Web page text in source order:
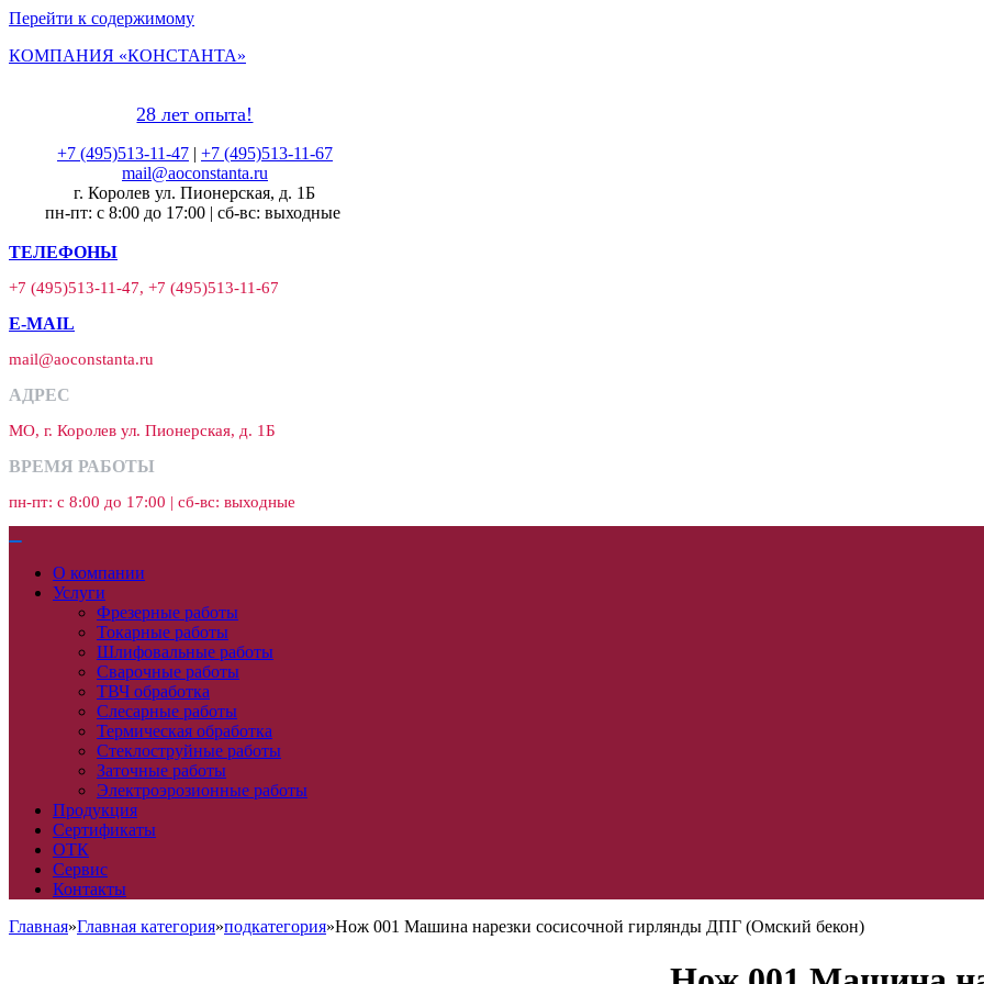
Перейти к содержимому
КОМПАНИЯ «КОНСТАНТА»
28 лет опыта!
+7 (495)513-11-47| +7 (495)513-11-67
mail@aoconstanta.ru
г. Королев ул. Пионерская, д. 1Б
пн-пт: с 8:00 до 17:00 | сб-вс: выходные
ТЕЛЕФОНЫ
+7 (495)513-11-47, +7 (495)513-11-67
E-MAIL
mail@aoconstanta.ru
АДРЕС
МО, г. Королев ул. Пионерская, д. 1Б
ВРЕМЯ РАБОТЫ
пн-пт: с 8:00 до 17:00 | сб-вс: выходные
О компании
Услуги
Фрезерные работы
Токарные работы
Шлифовальные работы
Сварочные работы
ТВЧ обработка
Слесарные работы
Термическая обработка
Стеклоструйные работы
Заточные работы
Электроэрозионные работы
Продукция
Сертификаты
ОТК
Сервис
Контакты
Главная»Главная категория»подкатегория»Нож 001 Машина нарезки сосисочной гирлянды ДПГ (Омский бекон)